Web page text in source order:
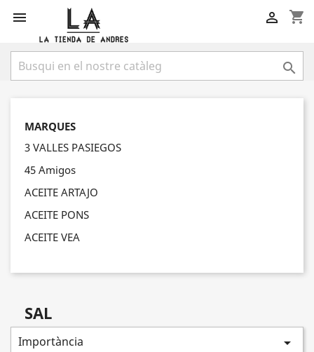
 shopping_cart


MARQUES
3 VALLES PASIEGOS
45 Amigos
ACEITE ARTAJO
ACEITE PONS
ACEITE VEA
SAL
Importància 